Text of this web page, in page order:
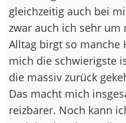
gleichzeitig auch bei
zwar auch ich sehr um
Alltag birgt so manche
mich die schwierigste
die massiv zurück
Das macht mich
reizbarer. Noch kann